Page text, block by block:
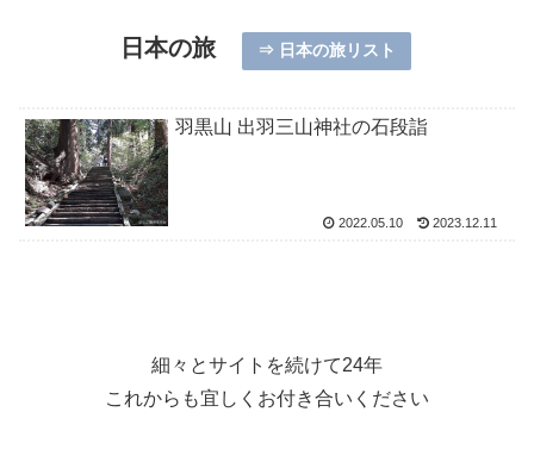
日本の旅 ⇒ 日本の旅リスト
羽黒山 出羽三山神社の石段詣
2022.05.10 2023.12.11
細々とサイトを続けて24年
これからも宜しくお付き合いください